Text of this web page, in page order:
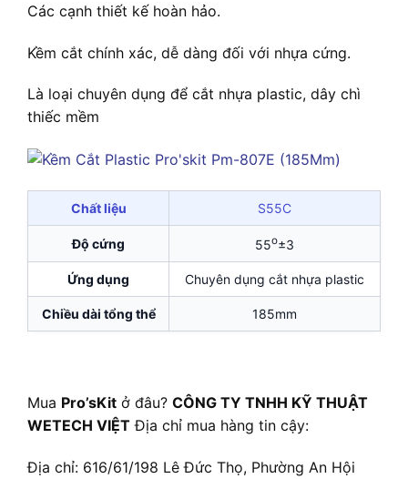
Các cạnh thiết kế hoàn hảo.
Kềm cắt chính xác, dễ dàng đối với nhựa cứng.
Là loại chuyên dụng để cắt nhựa plastic, dây chì
thiếc mềm
Chất liệu S55C
Độ cứng 55o±3
Ứng dụng Chuyên dụng cắt nhựa plastic
Chiều dài tổng thể 185mm
Mua Pro’sKit ở đâu? CÔNG TY TNHH KỸ THUẬT
WETECH VIỆT Địa chỉ mua hàng tin cậy:
Địa chỉ: 616/61/198 Lê Đức Thọ, Phường An Hội